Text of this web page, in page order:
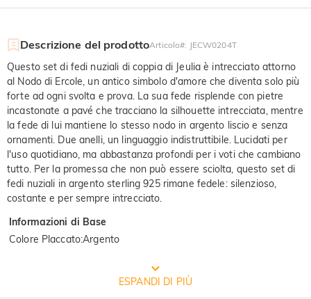
Descrizione del prodottoArticolo#: JECW0204T
Questo set di fedi nuziali di coppia di Jeulia è intrecciato attorno
al Nodo di Ercole, un antico simbolo d'amore che diventa solo più
forte ad ogni svolta e prova. La sua fede risplende con pietre
incastonate a pavé che tracciano la silhouette intrecciata, mentre
la fede di lui mantiene lo stesso nodo in argento liscio e senza
ornamenti. Due anelli, un linguaggio indistruttibile. Lucidati per
l'uso quotidiano, ma abbastanza profondi per i voti che cambiano
tutto. Per la promessa che non può essere sciolta, questo set di
fedi nuziali in argento sterling 925 rimane fedele: silenzioso,
costante e per sempre intrecciato.
Informazioni di Base
Colore Placcato:Argento
CONFEZIONE GRATUITA JEULIA
ESPANDI DI PIÙ